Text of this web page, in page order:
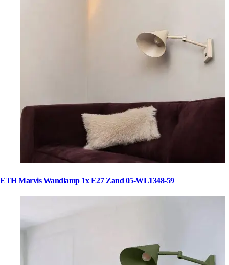
ETH Marvis Wandlamp 1x E27 Zand 05-WL1348-59